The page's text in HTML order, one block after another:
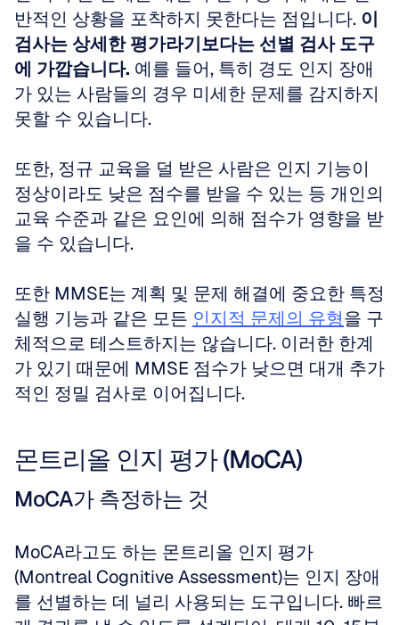
반적인 상황을 포착하지 못한다는 점입니다. 이
검사는 상세한 평가라기보다는 선별 검사 도구
에 가깝습니다. 예를 들어, 특히 경도 인지 장애
가 있는 사람들의 경우 미세한 문제를 감지하지
못할 수 있습니다.
또한, 정규 교육을 덜 받은 사람은 인지 기능이
정상이라도 낮은 점수를 받을 수 있는 등 개인의
교육 수준과 같은 요인에 의해 점수가 영향을 받
을 수 있습니다.
또한 MMSE는 계획 및 문제 해결에 중요한 특정
실행 기능과 같은 모든 인지적 문제의 유형을 구
체적으로 테스트하지는 않습니다. 이러한 한계
가 있기 때문에 MMSE 점수가 낮으면 대개 추가
적인 정밀 검사로 이어집니다.
몬트리올 인지 평가 (MoCA)
MoCA가 측정하는 것
MoCA라고도 하는 몬트리올 인지 평가
(Montreal Cognitive Assessment)는 인지 장애
를 선별하는 데 널리 사용되는 도구입니다. 빠르